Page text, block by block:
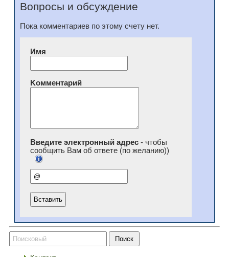
Вопросы и обсуждение
Пока комментариев по этому счету нет.
Имя
Kомментарий
Введите электронный адрес- чтобы
сообщить Вам об ответе (по желанию))